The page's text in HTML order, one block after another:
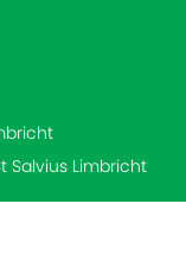
Salvius Limbricht